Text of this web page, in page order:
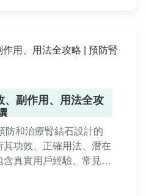
副作用、用法全攻
防和治療腎結石設計的
功效、正確用法、潛在
真實用戶經驗、常見問
困擾的讀者參考。